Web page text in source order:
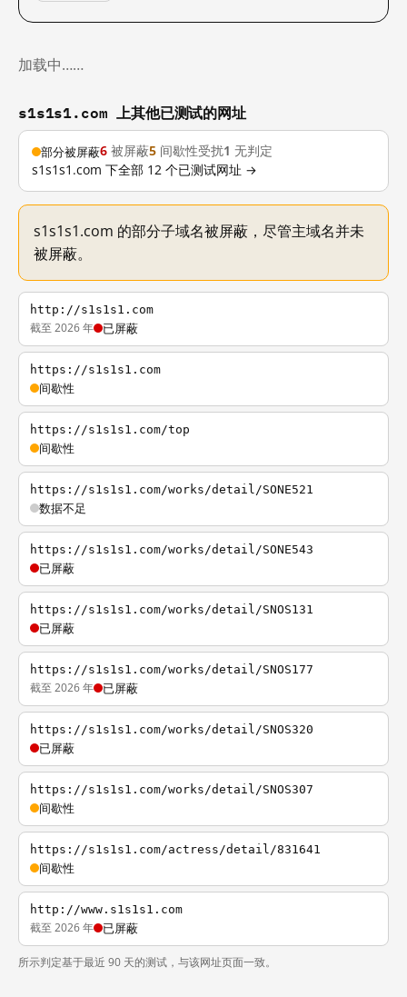
加载中……
s1s1s1.com 上其他已测试的网址
部分被屏蔽6 被屏蔽5 间歇性受扰1 无判定
s1s1s1.com 下全部 12 个已测试网址 →
s1s1s1.com 的部分子域名被屏蔽，尽管主域名并未
被屏蔽。
http://s1s1s1.com
截至 2026 年 已屏蔽
https://s1s1s1.com
间歇性
https://s1s1s1.com/top
间歇性
https://s1s1s1.com/works/detail/SONE521
数据不足
https://s1s1s1.com/works/detail/SONE543
已屏蔽
https://s1s1s1.com/works/detail/SNOS131
已屏蔽
https://s1s1s1.com/works/detail/SNOS177
截至 2026 年 已屏蔽
https://s1s1s1.com/works/detail/SNOS320
已屏蔽
https://s1s1s1.com/works/detail/SNOS307
间歇性
https://s1s1s1.com/actress/detail/831641
间歇性
http://www.s1s1s1.com
截至 2026 年 已屏蔽
所示判定基于最近 90 天的测试，与该网址页面一致。